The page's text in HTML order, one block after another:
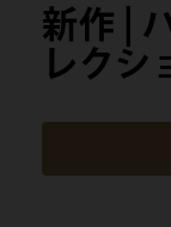
新作 |
レクシ